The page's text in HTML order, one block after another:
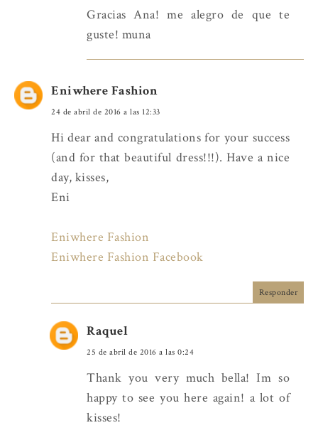
Gracias Ana! me alegro de que te
guste! muna
Eniwhere Fashion
24 de abril de 2016 a las 12:33
Hi dear and congratulations for your success
(and for that beautiful dress!!!). Have a nice
day, kisses,
Eni
Eniwhere Fashion
Eniwhere Fashion Facebook
Responder
Raquel
25 de abril de 2016 a las 0:24
Thank you very much bella! Im so
happy to see you here again! a lot of
kisses!